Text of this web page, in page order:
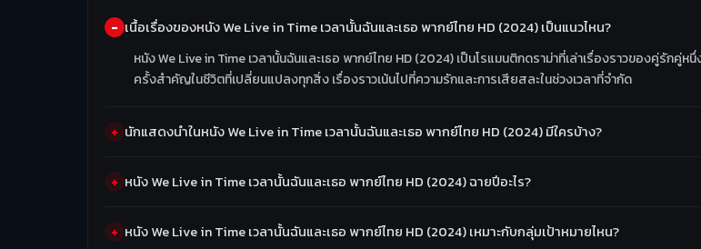
เนื้อเรื่องของหนัง We Live in Time เวลานั้นฉันและเธอ พากย์ไทย HD (2024) เป็นแนวไหน?
หนัง We Live in Time เวลานั้นฉันและเธอ พากย์ไทย HD (2024) เป็นโรแมนติกดราม่าที่เล่าเรื่องราวของคู่รัก
ครั้งสำคัญในชีวิตที่เปลี่ยนแปลงทุกสิ่ง เรื่องราวเน้นไปที่ความรักและการเสียสละในช่วงเวลาที่จำกัด
นักแสดงนำในหนัง We Live in Time เวลานั้นฉันและเธอ พากย์ไทย HD (2024) มีใครบ้าง?
หนัง We Live in Time เวลานั้นฉันและเธอ พากย์ไทย HD (2024) ฉายปีอะไร?
หนัง We Live in Time เวลานั้นฉันและเธอ พากย์ไทย HD (2024) เหมาะกับกลุ่มเป้าหมายไหน?